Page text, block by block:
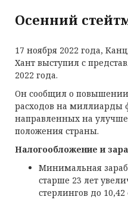
Осенний
17 ноября 2022 года,
Хант выступил с
2022 года.
Он сообщил о
расходов на миллиарды
направленных на
положения страны.
Налогообложение и
Минимальная
старше 23 лет
стерлингов до